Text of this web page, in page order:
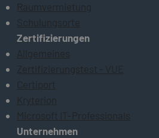
Raumvermietung
Schulungsorte
Zertifizierungen
Allgemeines
Zertifizierungstest - VUE
Certiport
Kryterion
Microsoft IT-Professionals
Unternehmen